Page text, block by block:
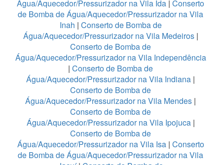
Água/Aquecedor/Pressurizador na Vila Ida | Conserto
de Bomba de Água/Aquecedor/Pressurizador na Vila
Inah | Conserto de Bomba de
Água/Aquecedor/Pressurizador na Vila Medeiros|
Conserto de Bomba de
Água/Aquecedor/Pressurizador na Vila Independência
| Conserto de Bomba de
Água/Aquecedor/Pressurizador na Vila Indiana |
Conserto de Bomba de
Água/Aquecedor/Pressurizador na Vila Mendes |
Conserto de Bomba de
Água/Aquecedor/Pressurizador na Vila Ipojuca|
Conserto de Bomba de
Água/Aquecedor/Pressurizador na Vila Isa| Conserto
de Bomba de Água/Aquecedor/Pressurizador na Vila